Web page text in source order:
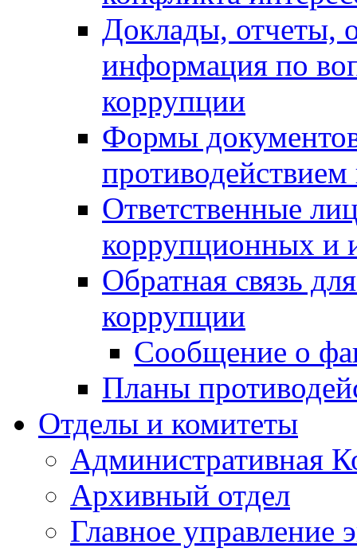
Доклады, отчеты,
информация по
коррупции
Формы
Ответственные
коррупционных и
Обратная связь
коррупции
Сообщение о
Планы
Отделы и комитеты
Административная
Архивный отдел
Главное управление